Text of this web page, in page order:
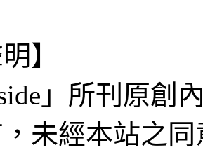
】
」所刊原創
未經本站之